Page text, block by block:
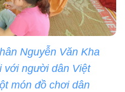
Nguyễn Văn Kha
với người dân Việt
món đồ chơi dân